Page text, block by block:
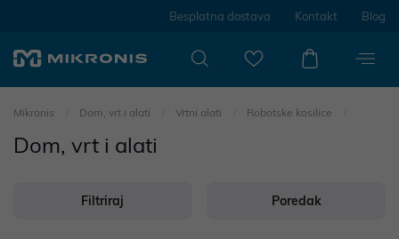
Besplatna dostava Kontakt Blog
Mikronis Dom, vrt i alati Vrtni alati Robotske kosilice
Dom, vrt i alati
Filtriraj Poredak